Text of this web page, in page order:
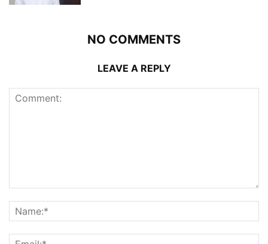
NO COMMENTS
LEAVE A REPLY